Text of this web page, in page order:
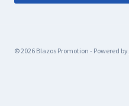
© 2026 Blazos Promotion - Powered by